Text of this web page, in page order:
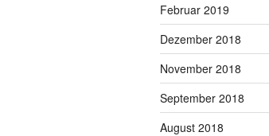
Februar 2019
Dezember 2018
November 2018
September 2018
August 2018